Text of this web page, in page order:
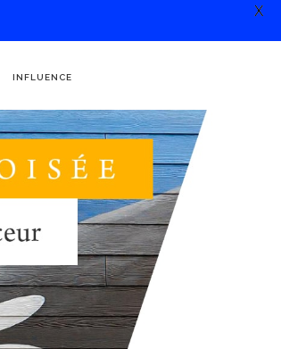
INFLUENCE
X